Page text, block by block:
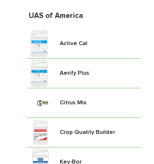
UAS of America
Active Cal
Aerify Plus
Citrus Mix
Crop Quality Builder
Key-Bor